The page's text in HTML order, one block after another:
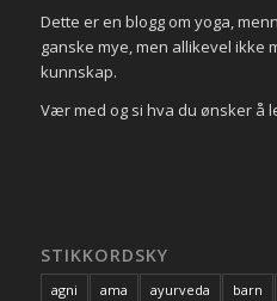
Dette er en blogg om yoga,
ganske mye, men allikevel ikke
kunnskap.
Vær med og si hva du ønsker å
STIKKORDSKY
agni ama ayurveda barn